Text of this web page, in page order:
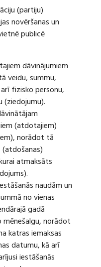
(partiju)
novēršanas un
publicē
dāvinājumiem
veidu, summu,
fizisko personu,
(ziedojumu).
(atdotajiem)
norādot tā
atmaksāts
naudām un
no vienas
gadā
mēnešalgu, norādot
katras iemaksas
datumu, kā arī
iestāšanās